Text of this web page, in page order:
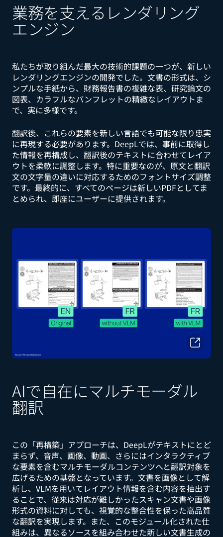
業務を支えるレンダリング
エンジン
私たちが取り組んだ最大の技術的課題の一つが、新しい
レンダリングエンジンの開発でした。文書の形式は、シ
ンプルな手紙から、財務報告書の複雑な表、研究論文の
図表、カラフルなパンフレットの精緻なレイアウトま
で、実に多様です。
翻訳後、これらの要素を新しい言語でも可能な限り忠実
に再現する必要があります。DeepLでは、事前に取得し
た情報を再構成し、翻訳後のテキストに合わせてレイア
ウトを柔軟に調整します。特に重要なのが、原文と翻訳
文の文字量の違いに対応するためのフォントサイズ調整
です。最終的に、すべてのページは新しいPDFとしてま
とめられ、即座にユーザーに提供されます。
AIで自在にマルチモーダル
翻訳
この「再構築」アプローチは、DeepLがテキストにとど
まらず、音声、画像、動画、さらにはインタラクティブ
な要素を含むマルチモーダルコンテンツへと翻訳対象を
広げるための基盤となっています。文書を画像として解
析し、VLMを用いてレイアウト情報を含む内容を抽出す
ることで、従来は対応が難しかったスキャン文書や画像
形式の資料に対しても、視覚的な整合性を保った高品質
な翻訳を実現します。また、このモジュール化された仕
組みは、異なるソースを組み合わせた新しい文書生成の